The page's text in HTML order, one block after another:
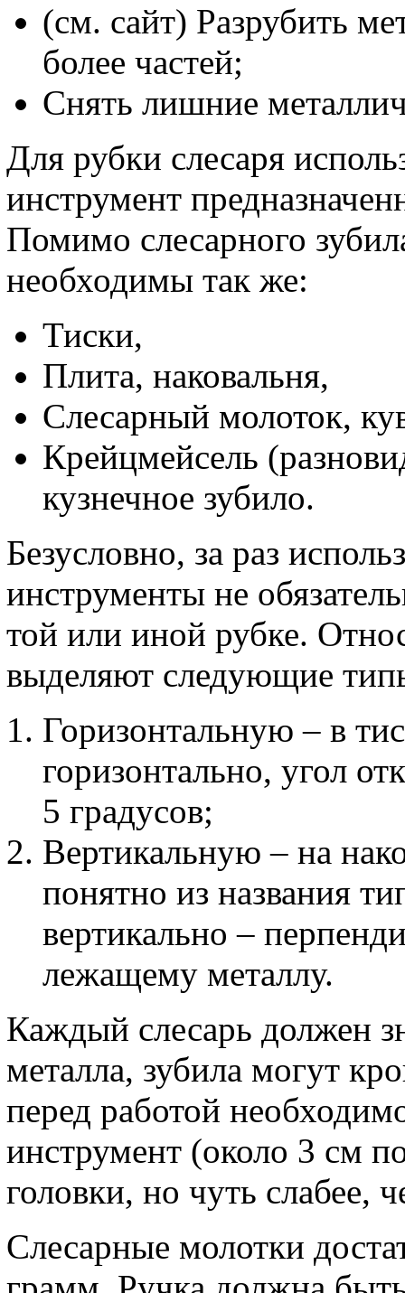
(см. сайт) Разрубить
более частей;
Снять лишние
Для рубки слесаря
инструмент
Помимо слесарного
необходимы так же:
Тиски,
Плита, наковальня,
Слесарный молоток,
Крейцмейсель
кузнечное зубило.
Безусловно, за раз
инструменты не
той или иной рубке.
выделяют следующие
Горизонтальную – в
горизонтально, угол
5 градусов;
Вертикальную – на
понятно из названия
вертикально –
лежащему металлу.
Каждый слесарь должен
металла, зубила могут
перед работой
инструмент (около 3 см
головки, но чуть слабее,
Слесарные молотки